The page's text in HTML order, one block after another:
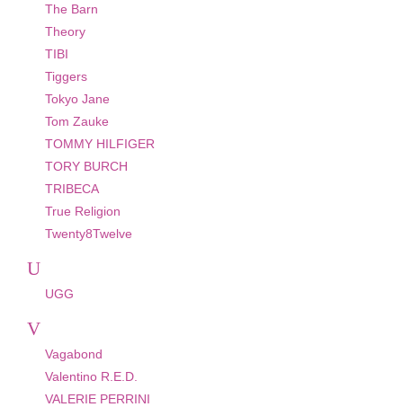
The Barn
Theory
TIBI
Tiggers
Tokyo Jane
Tom Zauke
TOMMY HILFIGER
TORY BURCH
TRIBECA
True Religion
Twenty8Twelve
U
UGG
V
Vagabond
Valentino R.E.D.
VALERIE PERRINI